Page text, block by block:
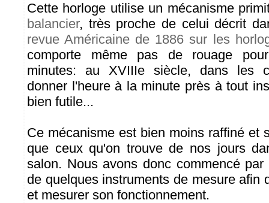
Cette horloge utilise un mécanisme
balancier, très proche de celui décrit
revue Américaine de 1886 sur les
comporte même pas de rouage
minutes: au XVIIIe siècle, dans les
donner l'heure à la minute près à tout
bien futile...
Ce mécanisme est bien moins raffiné et
que ceux qu'on trouve de nos jours
salon. Nous avons donc commencé
de quelques instruments de mesure afin
et mesurer son fonctionnement.